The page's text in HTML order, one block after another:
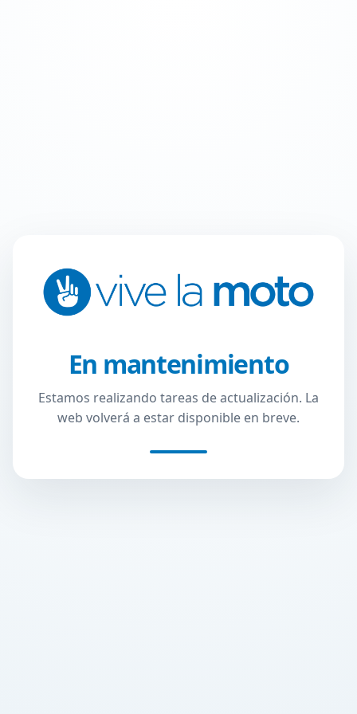
En mantenimiento
Estamos realizando tareas de actualización. La
web volverá a estar disponible en breve.